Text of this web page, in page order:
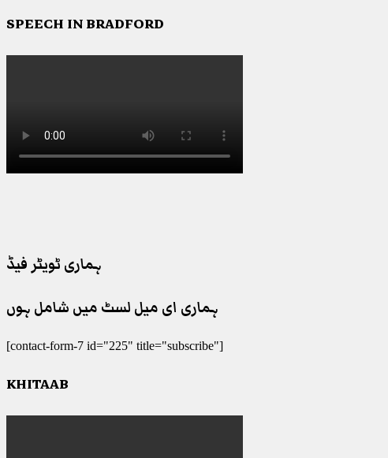
SPEECH IN BRADFORD
ہماری ٹویٹر فیڈ
ہماری ای میل لسٹ میں شامل ہوں
[contact-form-7 id="225" title="subscribe"]
KHITAAB